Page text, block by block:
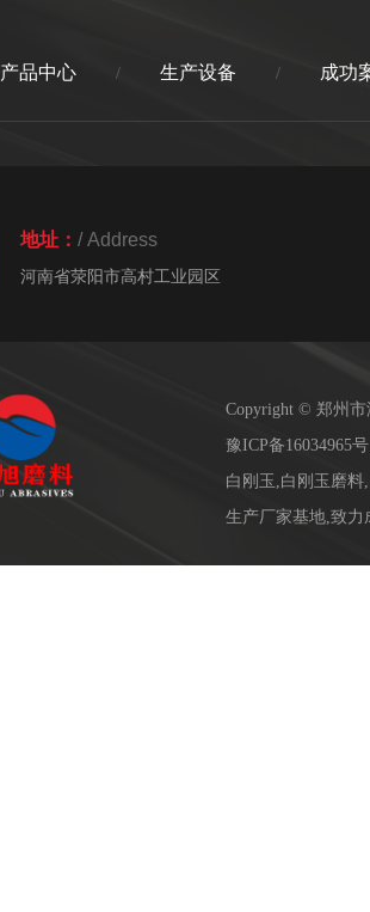
产品中心 / 生产设备 / 成功
地址： / Address
河南省荥阳市高村工业园区
Copyright © 郑州
豫ICP备16034965号
白刚玉,白刚玉磨
生产厂家基地,致力